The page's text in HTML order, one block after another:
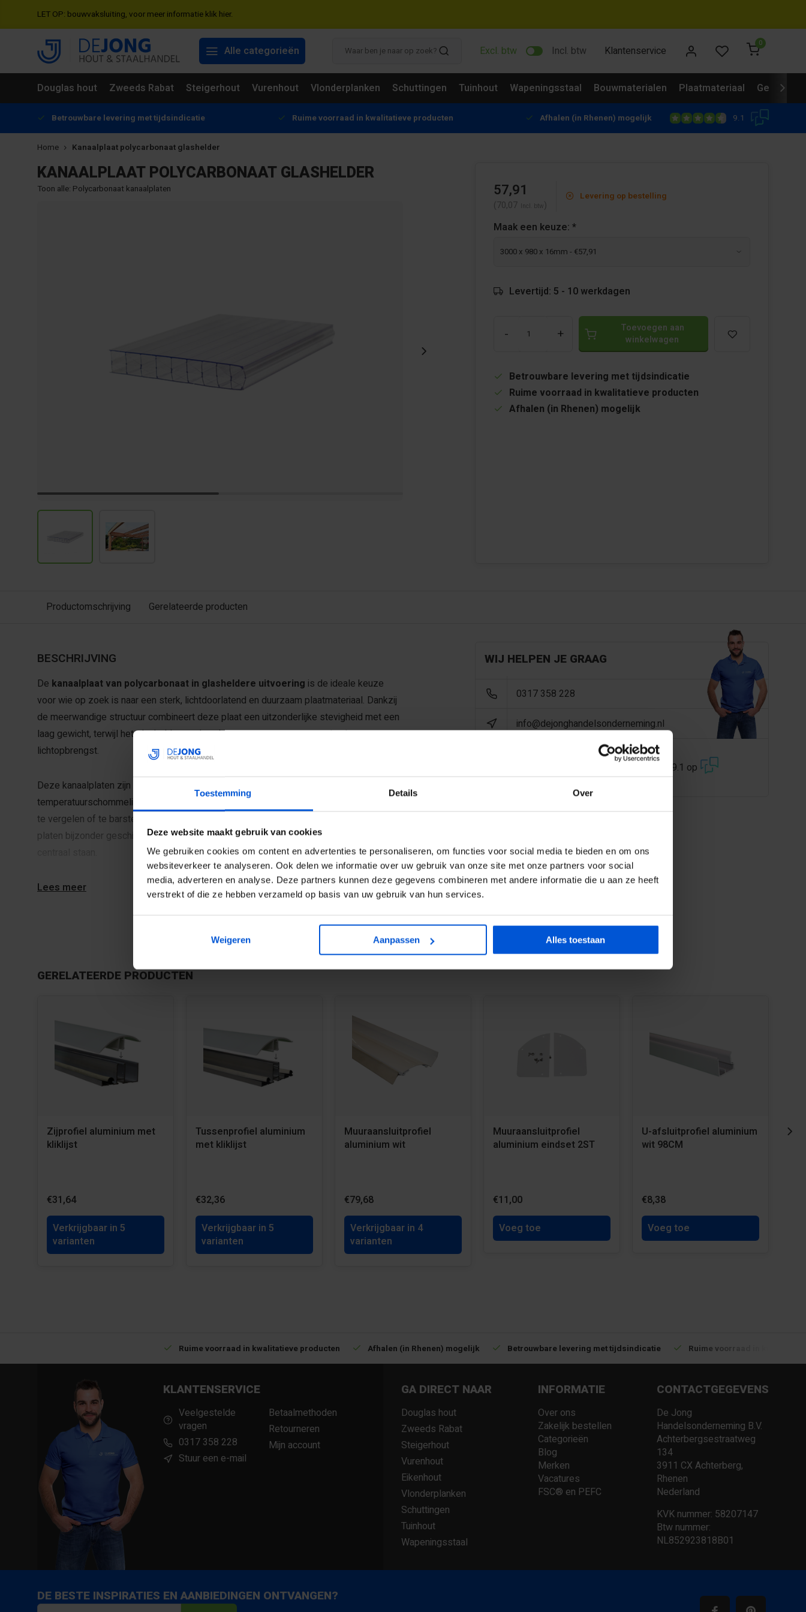
Toestemming Details Over
Deze website maakt gebruik van cookies
We gebruiken cookies om content en advertenties te personaliseren, om functies voor social media te bieden en om ons
websiteverkeer te analyseren. Ook delen we informatie over uw gebruik van onze site met onze partners voor social
media, adverteren en analyse. Deze partners kunnen deze gegevens combineren met andere informatie die u aan ze heeft
verstrekt of die ze hebben verzameld op basis van uw gebruik van hun services.
Weigeren Aanpassen Alles toestaan
LET OP: bouwvaksluiting, voor meer informatie klik hier.
Alle categorieën Excl. btw Incl. btw Klantenservice
0
Douglas hout Zweeds Rabat Steigerhout Vurenhout Vlonderplanken Schuttingen Tuinhout Wapeningsstaal Bouwmaterialen Plaatmateriaal
Betrouwbare levering met tijdsindicatie Ruime voorraad in kwalitatieve producten Afhalen (in Rhenen) mogelijk 9.1
Home Kanaalplaat polycarbonaat glashelder
KANAALPLAAT POLYCARBONAAT GLASHELDER
Toon alle: Polycarbonaat kanaalplaten 57,91
(70,07 Incl. btw )
Levering op bestelling
Maak een keuze: *
Levertijd: 5 - 10 werkdagen
- +
Toevoegen aan
winkelwagen
Betrouwbare levering met tijdsindicatie
Ruime voorraad in kwalitatieve producten
Afhalen (in Rhenen) mogelijk
Productomschrijving Gerelateerde producten
BESCHRIJVING
De kanaalplaat van polycarbonaat in glasheldere uitvoering is de ideale keuze
voor wie op zoek is naar een sterk, lichtdoorlatend en duurzaam plaatmateriaal. Dankzij
de meerwandige structuur combineert deze plaat een uitzonderlijke stevigheid met een
laag gewicht, terwijl het glasheldere polycarbonaat zorgt voor een maximale
lichtopbrengst.
Deze kanaalplaten zijn uitstekend bestand tegen weer en wind, uv-straling en
temperatuurschommelingen. Daardoor blijven ze jarenlang helder en vormvast, zonder
te vergelen of te barsten. Polycarbonaat is tot wel 250 keer sterker dan glas, wat deze
platen bijzonder geschikt maakt voor toepassingen waar veiligheid en duurzaamheid
Lees meer
WIJ HELPEN JE GRAAG
0317 358 228
info@dejonghandelsonderneming.nl
klanten geven ons een 9.1 op
GERELATEERDE PRODUCTEN
Zijprofiel aluminium met
kliklijst
€31,64
Verkrijgbaar in 5
varianten
Tussenprofiel aluminium
met kliklijst
€32,36
Verkrijgbaar in 5
varianten
Muuraansluitprofiel
aluminium wit
€79,68
Verkrijgbaar in 4
varianten
Muuraansluitprofiel
aluminium eindset 2ST
€11,00
Voeg toe
U-afsluitprofiel aluminium
wit 98CM
€8,38
Voeg toe
Ruime voorraad in kwalitatieve producten Afhalen (in Rhenen) mogelijk Betrouwbare levering met tijdsindicatie Ruime voorraad in
KLANTENSERVICE
Veelgestelde
vragen
0317 358 228
Stuur een e-mail
Betaalmethoden
Retourneren
Mijn account
GA DIRECT NAAR
Douglas hout
Zweeds Rabat
Steigerhout
Vurenhout
Eikenhout
Vlonderplanken
Schuttingen
Tuinhout
Wapeningsstaal
INFORMATIE
Over ons
Zakelijk bestellen
Categorieën
Blog
Merken
Vacatures
FSC® en PEFC
CONTACTGEGEVENS
De Jong
Handelsonderneming B.V.
Achterbergsestraatweg
134
3911 CX Achterberg,
Rhenen
Nederland
KVK nummer: 58207147
Btw nummer:
NL852923818B01
DE BESTE INSPIRATIES EN AANBIEDINGEN ONTVANGEN?